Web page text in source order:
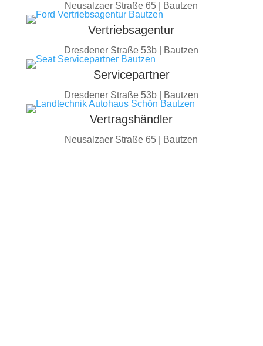
Neusalzaer Straße 65 | Bautzen
Vertriebsagentur
Dresdener Straße 53b | Bautzen
Servicepartner
Dresdener Straße 53b | Bautzen
Vertragshändler
Neusalzaer Straße 65 | Bautzen